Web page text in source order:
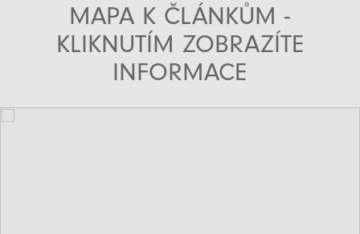
MAPA K ČLÁNKŮM -
KLIKNUTÍM ZOBRAZÍTE
INFORMACE